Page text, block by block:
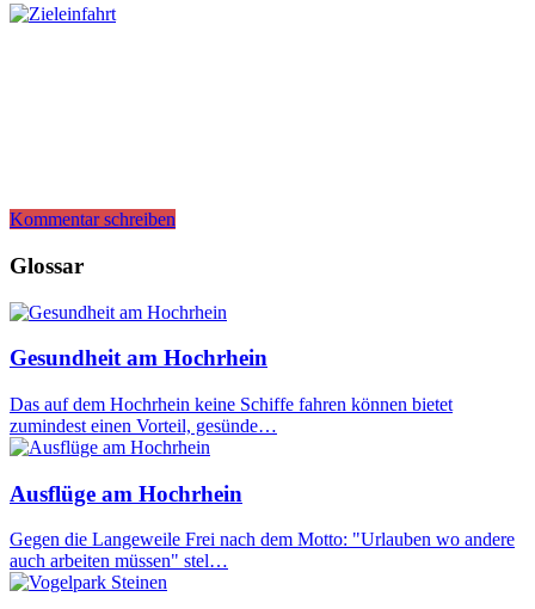
Kommentar schreiben
Glossar
Gesundheit am Hochrhein
Das auf dem Hochrhein keine Schiffe fahren können bietet
zumindest einen Vorteil, gesünde…
Ausflüge am Hochrhein
Gegen die Langeweile Frei nach dem Motto: "Urlauben wo andere
auch arbeiten müssen" stel…